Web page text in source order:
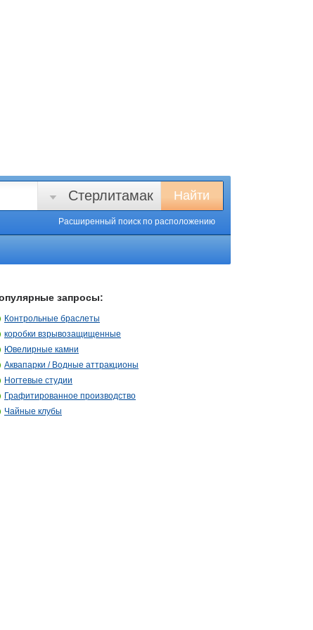
Найти
Стерлитамак
Расширенный поиск по расположению
запросы:
Контрольные браслеты
коробки взрывозащищенные
Ювелирные камни
Аквапарки / Водные аттракционы
Ногтевые студии
Графитированное производство
Чайные клубы